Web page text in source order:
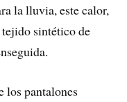
la lluvia, este calor,
tejido sintético de
los pantalones